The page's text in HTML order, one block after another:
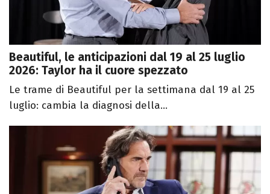
Beautiful, le anticipazioni dal 19 al 25 luglio
2026: Taylor ha il cuore spezzato
Le trame di Beautiful per la settimana dal 19 al 25
luglio: cambia la diagnosi della...